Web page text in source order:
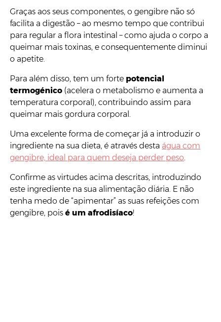
Graças aos seus componentes, o gengibre não só
facilita a digestão – ao mesmo tempo que contribui
para regular a flora intestinal – como ajuda o corpo a
queimar mais toxinas, e consequentemente diminui
o apetite.
Para além disso, tem um forte potencial
termogénico (acelera o metabolismo e aumenta a
temperatura corporal), contribuindo assim para
queimar mais gordura corporal.
Uma excelente forma de começar já a introduzir o
ingrediente na sua dieta, é através desta água com
gengibre, ideal para quem deseja perder peso
Confirme as virtudes acima descritas, introduzindo
este ingrediente na sua alimentação diária. E não
tenha medo de “apimentar” as suas refeições com
gengibre, pois é um afrodisíaco!